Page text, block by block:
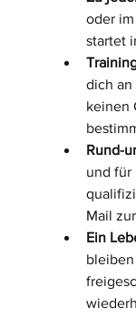
oder
startet
dich an
keinen
Rund-
und für
Mail
Ein